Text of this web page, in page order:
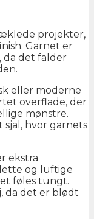
projekter,
Garnet er
da det falder
eller moderne
overflade, der
mønstre.
hvor garnets
ekstra
og luftige
føles tungt.
da det er blødt